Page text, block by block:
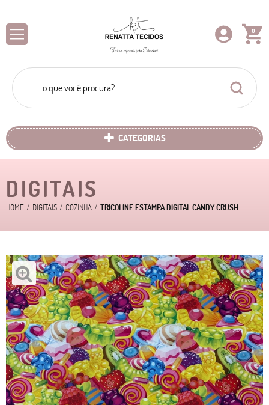
0
CATEGORIAS
DIGITAIS
HOME DIGITAIS COZINHA TRICOLINE ESTAMPA DIGITAL CANDY CRUSH